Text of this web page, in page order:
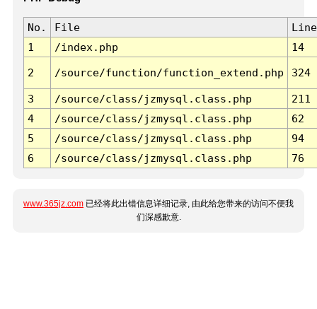
No. File
Line
1
/index.php 14
2 /source/function/function_extend.php 324
3 /source/class/jzmysql.class.php
211
4
/source/class/jzmysql.class.php
62
5
/source/class/jzmysql.class.php
94
6
/source/class/jzmysql.class.php 76
www.365jz.com 已经将此出错信息详细记录, 由此给您带来的访问不便我
们深感歉意.